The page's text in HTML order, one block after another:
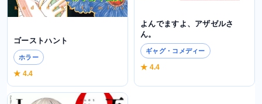
ゴーストハント
ホラー
★ 4.4
よんでますよ、アザゼルさ
ん。
ギャグ・コメディー
★ 4.4